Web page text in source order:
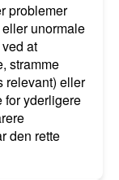
problemer
unormale
at
stramme
relevant) eller
for yderligere
den rette